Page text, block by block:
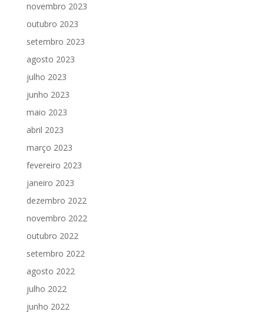
novembro 2023
outubro 2023
setembro 2023
agosto 2023
julho 2023
junho 2023
maio 2023
abril 2023
março 2023
fevereiro 2023
janeiro 2023
dezembro 2022
novembro 2022
outubro 2022
setembro 2022
agosto 2022
julho 2022
junho 2022